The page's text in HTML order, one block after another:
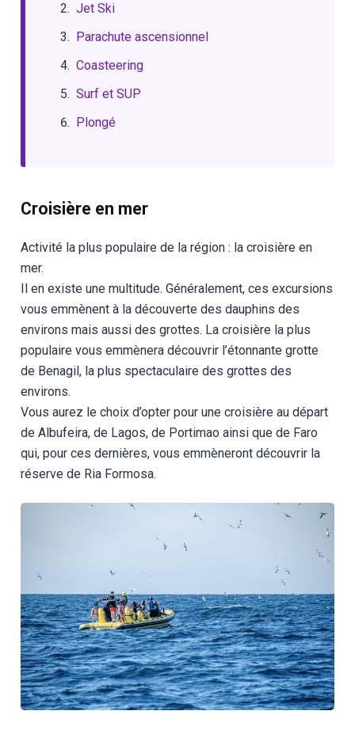
Jet Ski
Parachute ascensionnel
Coasteering
Surf et SUP
Plongé
Croisière en mer
Activité la plus populaire de la région : la croisière en
mer.
Il en existe une multitude. Généralement, ces excursions
vous emmènent à la découverte des dauphins des
environs mais aussi des grottes. La croisière la plus
populaire vous emmènera découvrir l’étonnante grotte
de Benagil, la plus spectaculaire des grottes des
environs.
Vous aurez le choix d’opter pour une croisière au départ
de Albufeira, de Lagos, de Portimao ainsi que de Faro
qui, pour ces dernières, vous emmèneront découvrir la
réserve de Ria Formosa.